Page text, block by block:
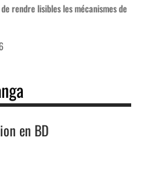
rendre lisibles les mécanismes de
en BD